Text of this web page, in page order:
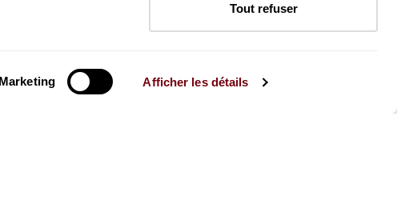
Marketing Afficher les détails
Tout refuser